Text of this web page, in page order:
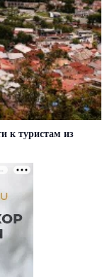
к туристам из
РЕКЛАМА • ООО «ДРУЖБА» ИНН 9704146411